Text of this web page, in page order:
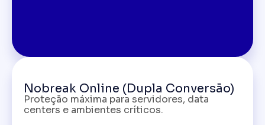
Nobreak Online (Dupla Conversão)
Proteção máxima para servidores, data
centers e ambientes críticos.